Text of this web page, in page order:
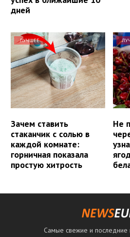
дней
ЛУЧШЕЕ
Зачем ставить
стаканчик с солью в
каждой комнате:
горничная показала
простую хитрость
Не
Самые свежие и последние